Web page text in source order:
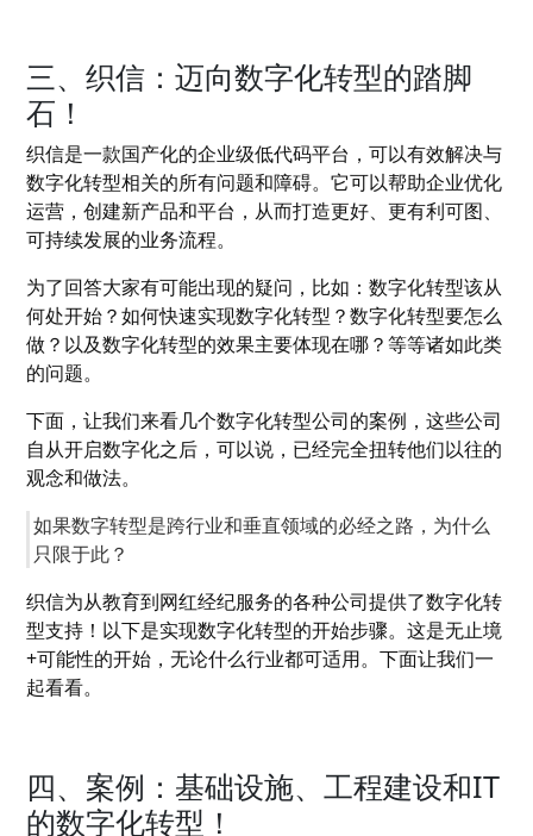
三、织信：迈向数字化转型的踏脚
石！
织信是一款国产化的企业级低代码平台，可以有效解决与
数字化转型相关的所有问题和障碍。它可以帮助企业优化
运营，创建新产品和平台，从而打造更好、更有利可图、
可持续发展的业务流程。
为了回答大家有可能出现的疑问，比如：数字化转型该从
何处开始？如何快速实现数字化转型？数字化转型要怎么
做？以及数字化转型的效果主要体现在哪？等等诸如此类
的问题。
下面，让我们来看几个数字化转型公司的案例，这些公司
自从开启数字化之后，可以说，已经完全扭转他们以往的
观念和做法。
如果数字转型是跨行业和垂直领域的必经之路，为什么
只限于此？
织信为从教育到网红经纪服务的各种公司提供了数字化转
型支持！以下是实现数字化转型的开始步骤。这是无止境
+可能性的开始，无论什么行业都可适用。下面让我们一
起看看。
四、案例：基础设施、工程建设和IT
的数字化转型！